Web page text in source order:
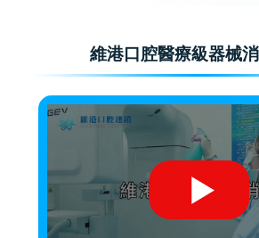
維港口腔醫療級器械